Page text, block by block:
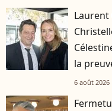
Laurent
la
6 août 2026